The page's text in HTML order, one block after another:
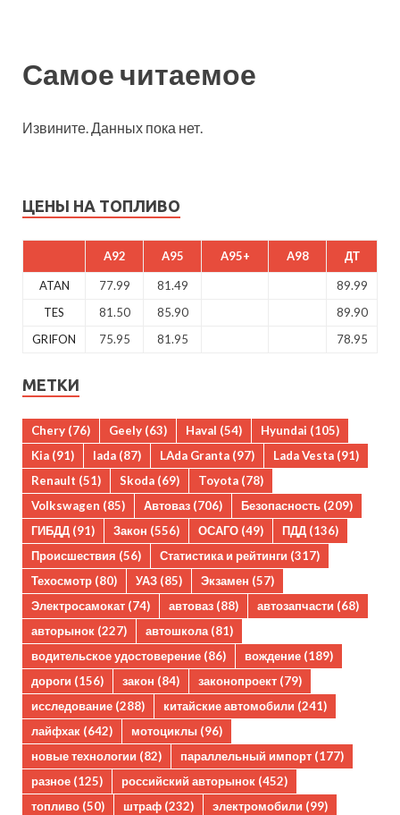
Самое читаемое
Извините. Данных пока нет.
ЦЕНЫ НА ТОПЛИВО
A92 A95 A95+ A98 ДТ
ATAN 77.99 81.49
89.99
TES
81.50 85.90
89.90
GRIFON
75.95 81.95 78.95
МЕТКИ
Chery (76) Geely (63) Haval (54) Hyundai (105)
Kia (91) lada (87) LAda Granta (97) Lada Vesta (91)
Renault (51) Skoda (69) Toyota (78)
Volkswagen (85) Автоваз (706) Безопасность (209)
ГИБДД (91) Закон (556) ОСАГО (49) ПДД (136)
Происшествия (56) Статистика и рейтинги (317)
Техосмотр (80) УАЗ (85) Экзамен (57)
Электросамокат (74) автоваз (88) автозапчасти (68)
авторынок (227) автошкола(81)
водительское удостоверение (86) вождение (189)
дороги (156) закон (84) законопроект (79)
исследование (288) китайские автомобили (241)
лайфхак (642) мотоциклы (96)
новые технологии (82) параллельный импорт (177)
разное (125) российский авторынок (452)
топливо (50) штраф (232) электромобили (99)